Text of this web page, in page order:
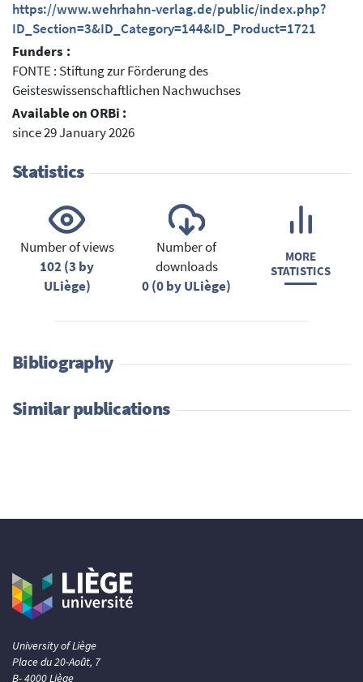
https://www.wehrhahn-verlag.de/public/index.php?
ID_Section=3&ID_Category=144&ID_Product=1721
Funders :
FONTE : Stiftung zur Förderung des
Geisteswissenschaftlichen Nachwuchses
Available on ORBi :
since 29 January 2026
Statistics
Number of views
102 (3 by
ULiège)
Number of
downloads
0 (0 by ULiège)
MORE
STATISTICS
Bibliography
Similar publications
University of Liège
Place du 20-Août, 7
B- 4000 Liège